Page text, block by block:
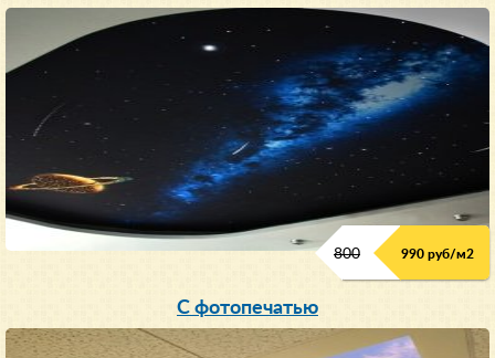
800 990 руб/м2
С фотопечатью